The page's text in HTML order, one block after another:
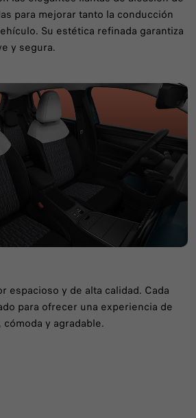
para mejorar tanto la conducción
Su estética refinada garantiza
y segura.
espacioso y de alta calidad. Cada
para ofrecer una experiencia de
y agradable.